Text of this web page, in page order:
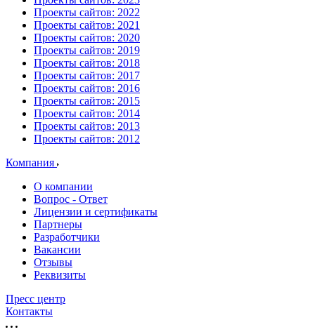
Проекты сайтов: 2022
Проекты сайтов: 2021
Проекты сайтов: 2020
Проекты сайтов: 2019
Проекты сайтов: 2018
Проекты сайтов: 2017
Проекты сайтов: 2016
Проекты сайтов: 2015
Проекты сайтов: 2014
Проекты сайтов: 2013
Проекты сайтов: 2012
Компания
О компании
Вопрос - Ответ
Лицензии и сертификаты
Партнеры
Разработчики
Вакансии
Отзывы
Реквизиты
Пресс центр
Контакты